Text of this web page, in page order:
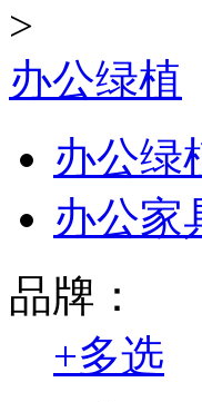
>
办公绿植
办公绿
办公家
品牌：
+多选